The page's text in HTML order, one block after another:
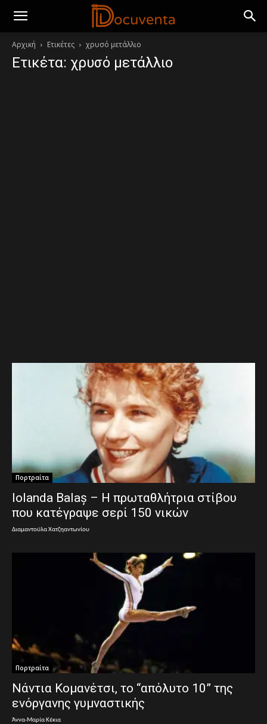
Αρχική Ετικέτες χρυσό μετάλλιο
Ετικέτα: χρυσό μετάλλιο
Πορτραίτα
Iolanda Balaș – Η πρωταθλήτρια στίβου
που κατέγραψε σερί 150 νικών
Διαμαντούλα Χατζηαντωνίου
Πορτραίτα
Νάντια Κομανέτσι, το “απόλυτο 10” της
ενόργανης γυμναστικής
Άννα-Μαρία Κέκια